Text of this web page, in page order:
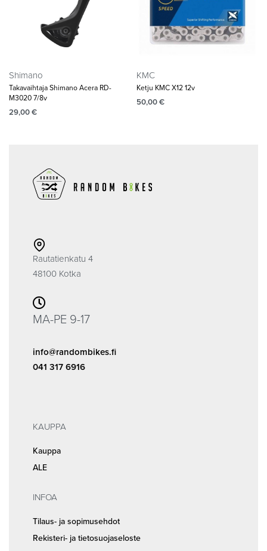
Shimano
Takavaihtaja Shimano Acera RD-
M3020 7/8v
29,00€
KMC
Ketju KMC X12 12v
50,00€
Rautatienkatu 4
48100 Kotka
MA-PE 9-17
info@randombikes.fi
041 317 6916
KAUPPA
Kauppa
ALE
INFOA
Tilaus- ja sopimusehdot
Rekisteri- ja tietosuojaseloste